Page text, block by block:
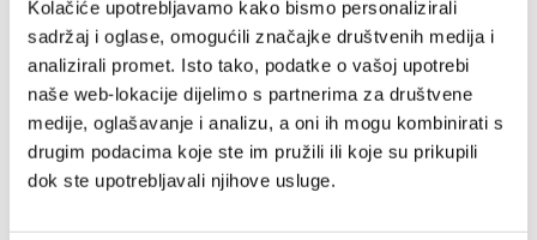
Kolačiće upotrebljavamo kako bismo personalizirali
sadržaj i oglase, omogućili značajke društvenih medija i
analizirali promet. Isto tako, podatke o vašoj upotrebi
naše web-lokacije dijelimo s partnerima za društvene
medije, oglašavanje i analizu, a oni ih mogu kombinirati s
drugim podacima koje ste im pružili ili koje su prikupili
dok ste upotrebljavali njihove usluge.
CRTEŽI I SPECIFIKACIJE